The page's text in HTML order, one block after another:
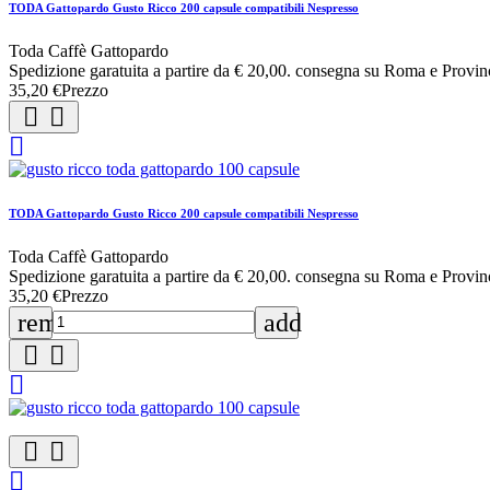
TODA Gattopardo Gusto Ricco 200 capsule compatibili Nespresso
Toda Caffè Gattopardo
Spedizione garatuita a partire da € 20,00. consegna su Roma e
35,20 €Prezzo



TODA Gattopardo Gusto Ricco 200 capsule compatibili Nespresso
Toda Caffè Gattopardo
Spedizione garatuita a partire da € 20,00. consegna su Roma e
35,20 €Prezzo
remove
add
 

 
